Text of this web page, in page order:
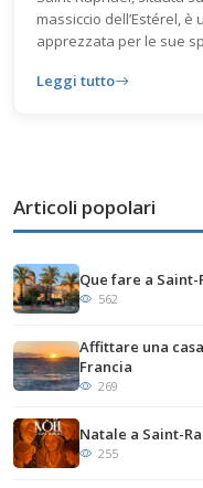
massiccio dell’Estérel,
apprezzata per le sue
d’Or. La città offre
Leggi tutto
Articoli popolari
Que fare a
562
Affittare una
Francia
269
Natale a Saint-
255